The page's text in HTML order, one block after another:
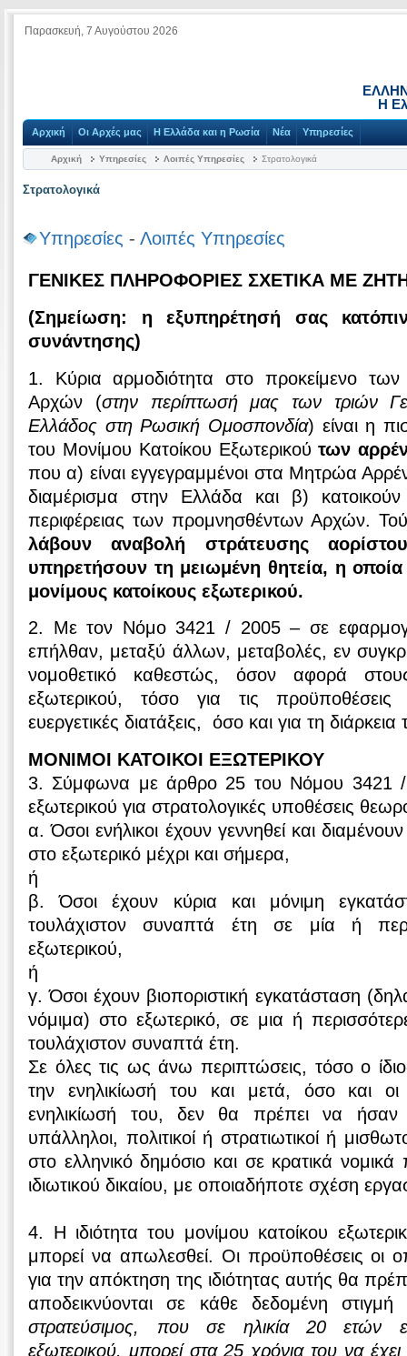
Παρασκευή, 7 Αυγούστου 2026
Η
Αρχική Οι Αρχές μας Η Ελλάδα και η Ρωσία Νέα Υπηρεσίες
Αρχική Υπηρεσίες Λοιπές Υπηρεσίες Στρατολογικά
Στρατολογικά
Υπηρεσίες - Λοιπές Υπηρεσίες
ΓΕΝΙΚΕΣ ΠΛΗΡΟΦΟΡΙΕΣ ΣΧΕΤΙΚΑ ΜΕ
(Σημείωση: η εξυπηρέτησή σας
συνάντησης)
1. Κύρια αρμοδιότητα στο προκείμενο των
Αρχών (στην περίπτωσή μας των τριών
Ελλάδος στη Ρωσική Ομοσπονδία) είναι η
του Μονίμου Κατοίκου Εξωτερικούτων
που α) είναι εγγεγραμμένοι στα Μητρώα
διαμέρισμα στην Ελλάδα και β) κατοικούν
περιφέρειας των προμνησθέντων Αρχών.
λάβουν αναβολή στράτευσης
υπηρετήσουν τη μειωμένη θητεία, η οποία
μονίμους κατοίκους εξωτερικού.
2. Με τον Νόμο 3421 / 2005 – σε
επήλθαν, μεταξύ άλλων, μεταβολές, εν
νομοθετικό καθεστώς, όσον αφορά
εξωτερικού, τόσο για τις
ευεργετικές διατάξεις, όσο και για τη διάρκεια
ΜΟΝΙΜΟΙ ΚΑΤΟΙΚΟΙ ΕΞΩΤΕΡΙΚΟΥ
3. Σύμφωνα με άρθρο 25 του Νόμου 3421 /
εξωτερικού για στρατολογικές υποθέσεις
α. Όσοι ενήλικοι έχουν γεννηθεί και
στο εξωτερικό μέχρι και σήμερα,
ή
β. Όσοι έχουν κύρια και μόνιμη
τουλάχιστον συναπτά έτη σε μία ή
εξωτερικού,
ή
γ. Όσοι έχουν βιοποριστική εγκατάσταση
νόμιμα) στο εξωτερικό, σε μια ή
τουλάχιστον συναπτά έτη.
Σε όλες τις ως άνω περιπτώσεις, τόσο ο
την ενηλικίωσή του και μετά, όσο και οι
ενηλικίωσή του, δεν θα πρέπει να ήσαν
υπάλληλοι, πολιτικοί ή στρατιωτικοί ή
στο ελληνικό δημόσιο και σε κρατικά
ιδιωτικού δικαίου, με οποιαδήποτε σχέση
4. H ιδιότητα του μονίμου κατοίκου
μπορεί να απωλεσθεί. Οι προϋποθέσεις οι
για την απόκτηση της ιδιότητας αυτής θα
αποδεικνύονται σε κάθε δεδομένη στιγμή
στρατεύσιμος, που σε ηλικία 20 ετών
εξωτερικού, μπορεί στα 25 χρόνια του να έχει